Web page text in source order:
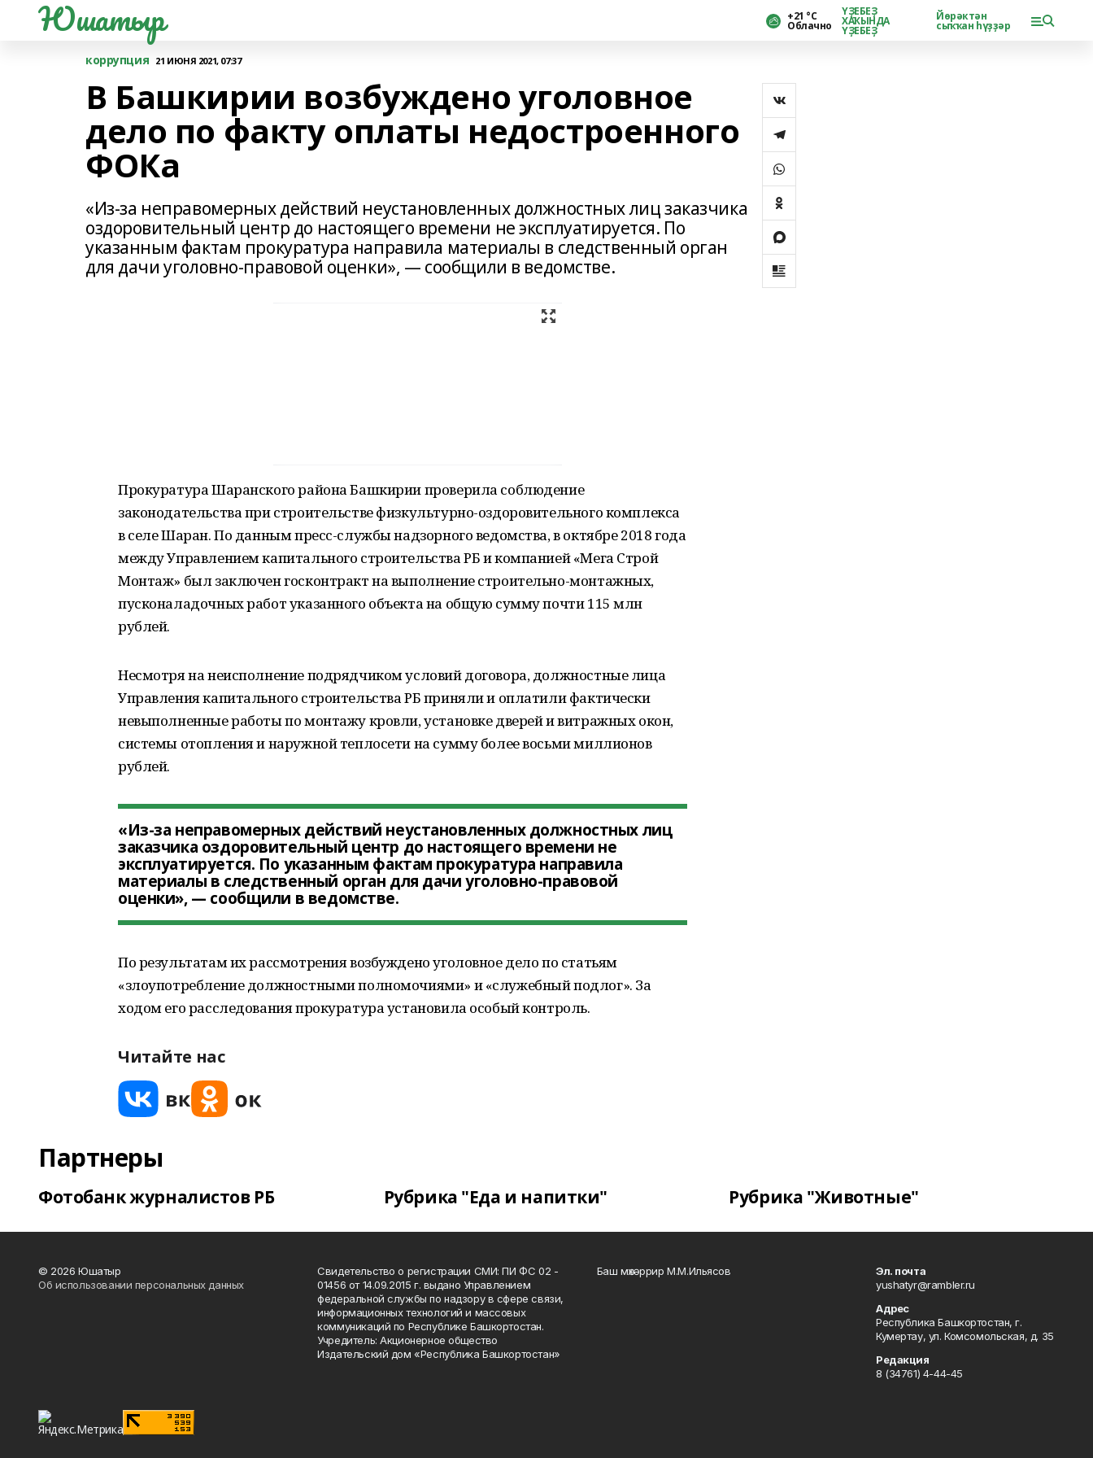
Юшатыр +21 °С
Облачно
ҮҘЕБЕҘ
ХАҠЫНДА
ҮҘЕБЕҘ
Йөрәктән
сыҡҡан һүҙҙәр
коррупция 21 ИЮНЯ 2021, 07:37
В Башкирии возбуждено уголовное
дело по факту оплаты недостроенного
ФОКа
«Из-за неправомерных действий неустановленных должностных лиц заказчика
оздоровительный центр до настоящего времени не эксплуатируется. По
указанным фактам прокуратура направила материалы в следственный орган
для дачи уголовно-правовой оценки», — сообщили в ведомстве.
Прокуратура Шаранского района Башкирии проверила соблюдение
законодательства при строительстве физкультурно-оздоровительного комплекса
в селе Шаран. По данным пресс-службы надзорного ведомства, в октябре 2018 года
между Управлением капитального строительства РБ и компанией «Мега Строй
Монтаж» был заключен госконтракт на выполнение строительно-монтажных,
пусконаладочных работ указанного объекта на общую сумму почти 115 млн
рублей.
Несмотря на неисполнение подрядчиком условий договора, должностные лица
Управления капитального строительства РБ приняли и оплатили фактически
невыполненные работы по монтажу кровли, установке дверей и витражных окон,
системы отопления и наружной теплосети на сумму более восьми миллионов
рублей.
«Из-за неправомерных действий неустановленных должностных лиц
заказчика оздоровительный центр до настоящего времени не
эксплуатируется. По указанным фактам прокуратура направила
материалы в следственный орган для дачи уголовно-правовой
оценки», — сообщили в ведомстве.
По результатам их рассмотрения возбуждено уголовное дело по статьям
«злоупотребление должностными полномочиями» и «служебный подлог». За
ходом его расследования прокуратура установила особый контроль.
Читайте нас
Партнеры
Фотобанк журналистов РБ Рубрика "Еда и напитки" Рубрика "Животные"
© 2026 Юшатыр
Об использовании персональных данных
Свидетельство о регистрации СМИ: ПИ ФС 02 -
01456 от 14.09.2015 г. выдано Управлением
федеральной службы по надзору в сфере связи,
информационных технологий и массовых
коммуникаций по Республике Башкортостан.
Учредитель: Акционерное общество
Издательский дом «Республика Башкортостан»
Баш мөхәррир М.М.Ильясов
Эл. почта
yushatyr@rambler.ru
Адрес
Республика Башкортостан, г.
Кумертау, ул. Комсомольская, д. 35
Редакция
8 (34761) 4-44-45